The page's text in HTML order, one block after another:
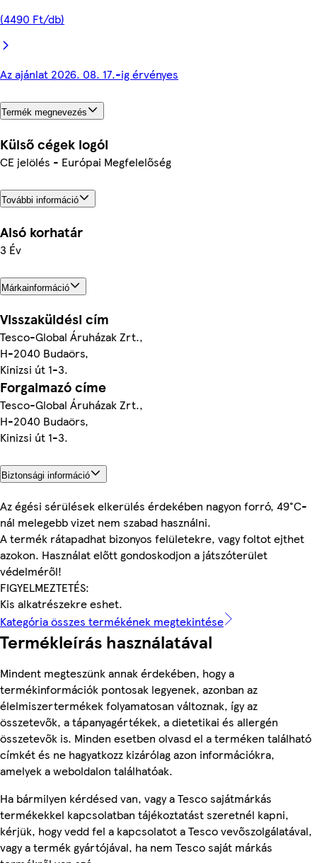
(4490 Ft/db)
Az ajánlat 2026. 08. 17.-ig érvényes
Termék megnevezés
Külső cégek logói
CE jelölés - Európai Megfelelőség
További információ
Alsó korhatár
3 Év
Márkainformáció
Visszaküldési cím
Tesco-Global Áruházak Zrt.,
H-2040 Budaörs,
Kinizsi út 1-3.
Forgalmazó címe
Tesco-Global Áruházak Zrt.,
H-2040 Budaörs,
Kinizsi út 1-3.
Biztonsági információ
Az égési sérülések elkerülés érdekében nagyon forró, 49°C-
nál melegebb vizet nem szabad használni.
A termék rátapadhat bizonyos felületekre, vagy foltot ejthet
azokon. Használat előtt gondoskodjon a játszóterület
védelméről!
FIGYELMEZTETÉS:
Kis alkatrészekre eshet.
Kategória összes termékének megtekintése
Termékleírás használatával
Mindent megteszünk annak érdekében, hogy a
termékinformációk pontosak legyenek, azonban az
élelmiszertermékek folyamatosan változnak, így az
összetevők, a tápanyagértékek, a dietetikai és allergén
összetevők is. Minden esetben olvasd el a terméken található
címkét és ne hagyatkozz kizárólag azon információkra,
amelyek a weboldalon találhatóak.
Ha bármilyen kérdésed van, vagy a Tesco sajátmárkás
termékekkel kapcsolatban tájékoztatást szeretnél kapni,
kérjük, hogy vedd fel a kapcsolatot a Tesco vevőszolgálatával,
vagy a termék gyártójával, ha nem Tesco saját márkás